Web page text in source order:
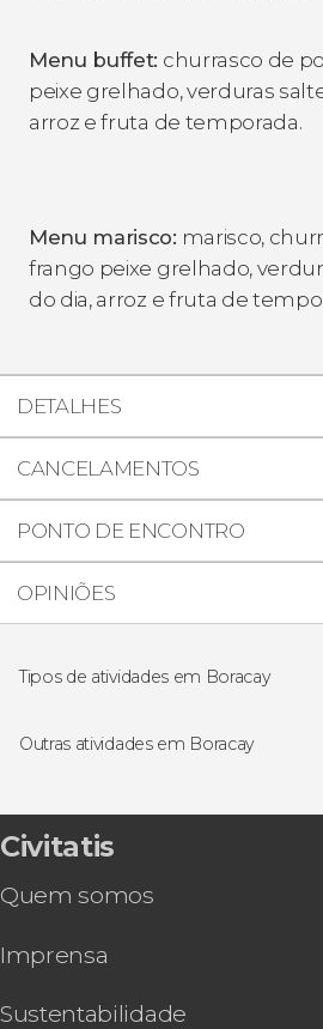
Menu buffet: churrasco de
peixe grelhado, verduras
arroz e fruta de temporada.
Menu marisco: marisco,
frango peixe grelhado,
do dia, arroz e fruta de
DETALHES
CANCELAMENTOS
PONTO DE ENCONTRO
OPINIÕES
Tipos de atividades em Boracay
Outras atividades em Boracay
Batismo de mergulho em
Aluguel de paddle surf em
Parasailing em Boracay
Civitatis
Quem somos
Imprensa
Sustentabilidade